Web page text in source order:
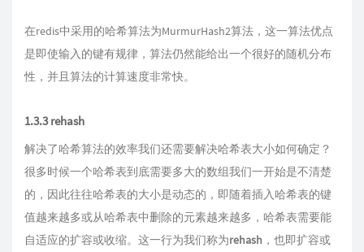
在redis中采用的哈希算法为MurmurHash2算法，这一算法优点
是即使输入的键有规律，算法仍然能给出一个很好的随机分布
性，并且算法的计算速度非常快。
1.3.3 rehash
解决了哈希算法的效率我们还需要解决哈希表大小如何确定？
很多时候一个哈希表到底需要多大的数组我们一开始是不清楚
的，因此往往哈希表的大小是动态的，即随着插入哈希表的键
值越来越多或从哈希表中删除的元素越来越多，哈希表需要能
自适应的扩容或收缩。这一行为我们称为rehash ，也即扩容或